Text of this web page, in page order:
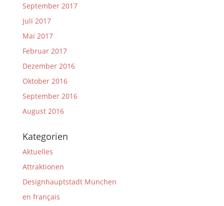
September 2017
Juli 2017
Mai 2017
Februar 2017
Dezember 2016
Oktober 2016
September 2016
August 2016
Kategorien
Aktuelles
Attraktionen
Designhauptstadt München
en français